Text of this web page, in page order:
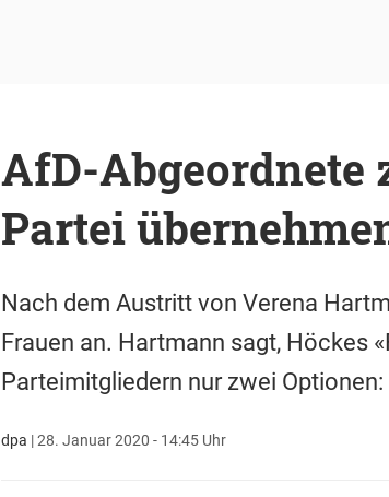
AfD-
Partei
Nach dem Austritt von Verena
Frauen an. Hartmann sagt, Höckes
Parteimitgliedern nur zwei
dpa |28. Januar 2020 - 14:45 Uhr